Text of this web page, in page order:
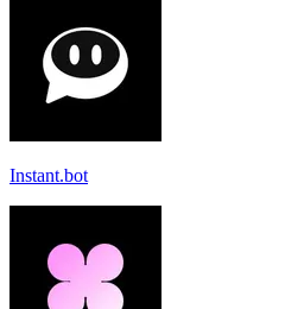
Instant.bot